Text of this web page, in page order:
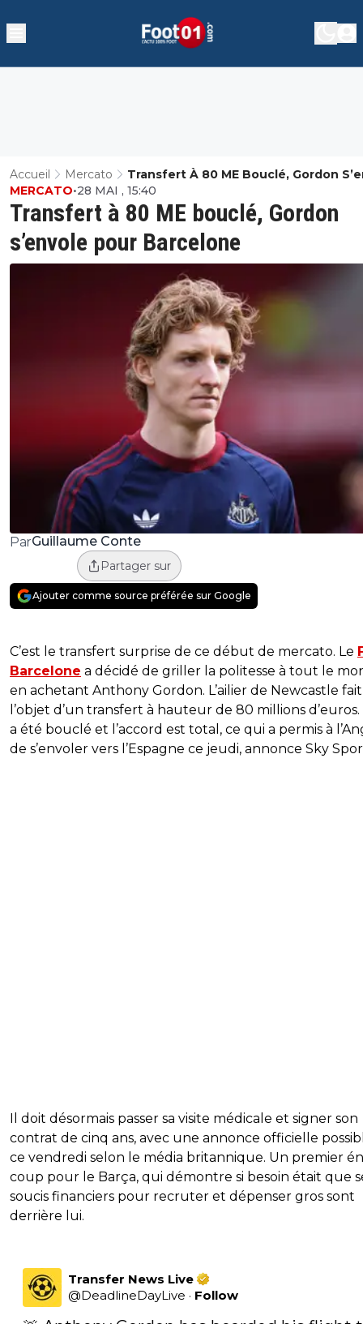
Accueil Mercato
Transfert À 80 ME Bouclé, Gordon
Pour Barcelone
Transfert à 80 ME bouclé, Gordon
s’envole pour Barcelone
MERCATO•28 MAI , 15:40
ParGuillaume Conte
Partager sur
Ajouter comme source préférée sur Google
C’est le transfert surprise de ce début de mercato. Le
Barcelone a décidé de griller la politesse à tout le
en achetant Anthony Gordon. L’ailier de Newcastle fait
l’objet d’un transfert à hauteur de 80 millions
a été bouclé et l’accord est total, ce qui a permis à
de s’envoler vers l’Espagne ce jeudi, annonce Sky
Il doit désormais passer sa visite médicale et signer son
contrat de cinq ans, avec une annonce officielle
ce vendredi selon le média britannique. Un premier
coup pour le Barça, qui démontre si besoin était que
soucis financiers pour recruter et dépenser gros sont
derrière lui.
Transfer News Live
@DeadlineDayLive · Follow